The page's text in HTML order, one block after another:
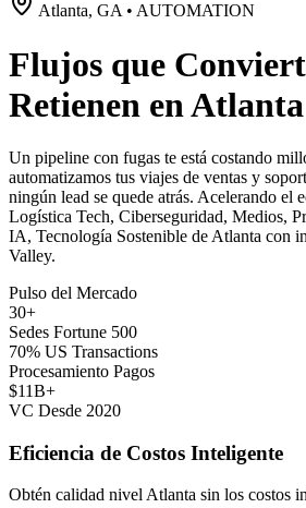
Atlanta, GA • AUTOMATION
Flujos que
Retienen en Atlanta
Un pipeline con fugas te está costando
automatizamos tus viajes de ventas y
ningún lead se quede atrás. Acelerando el
Logística Tech, Ciberseguridad, Medios,
IA, Tecnología Sostenible de Atlanta con
Valley.
Pulso del Mercado
30+
Sedes Fortune 500
70% US Transactions
Procesamiento Pagos
$11B+
VC Desde 2020
Eficiencia de Costos Inteligente
Obtén calidad nivel Atlanta sin los costos